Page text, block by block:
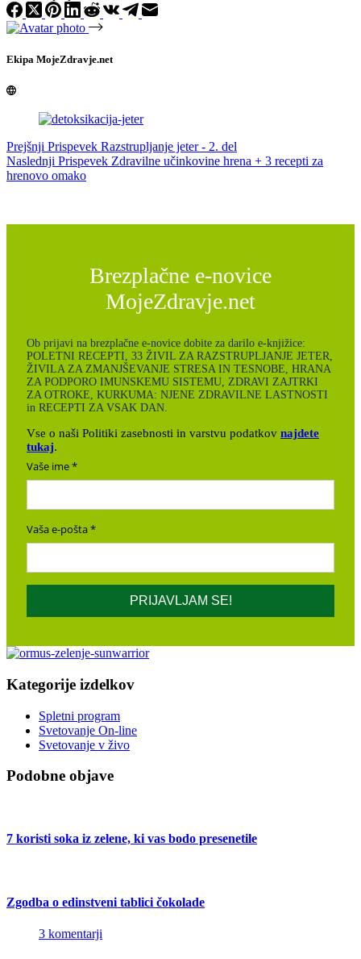
Ekipa MojeZdravje.net
Prejšnji Prispevek Razstrupljanje jeter - 2. del
Naslednji Prispevek Zdravilne učinkovine hrena + 3 recepti za
hrenovo omako
Brezplačne e-novice
MojeZdravje.net
Ob prijavi na brezplačne e-novice dobite za darilo e-knjižice:
POLETNI RECEPTI, 33 ŽIVIL ZA RAZSTRUPLJANJE JETER,
ŽIVILA ZA ZMANJŠEVANJE STRESA IN TESNOBE, HRANA
ZA PODPORO IMUNSKEMU SISTEMU, ZDRAVI ZAJTRKI
ZA OTROKE, KURKUMA: NJENE ZDRAVILNE LASTNOSTI
in RECEPTI ZA VSAK DAN.
Vse o naši Politiki zasebnosti in varstvu podatkov najdete
tukaj.
Vaše ime
Vaša e-pošta
PRIJAVLJAM SE!
Kategorije izdelkov
Spletni program
Svetovanje On-line
Svetovanje v živo
Podobne objave
7 koristi soka iz zelene, ki vas bodo presenetile
Zgodba o edinstveni tablici čokolade
3 komentarji